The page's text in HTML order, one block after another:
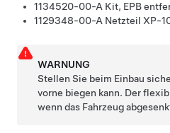
1134520-00-A Kit, EPB
1129348-00-A Netzteil XP-
WARNUNG
Stellen Sie beim Einbau
vorne biegen kann. Der
wenn das Fahrzeug